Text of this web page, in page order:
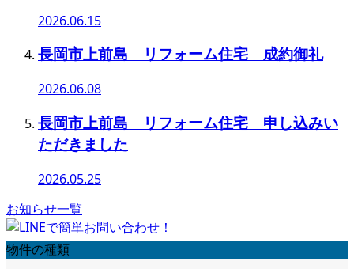
2026.06.15
長岡市上前島 リフォーム住宅 成約御礼
2026.06.08
長岡市上前島 リフォーム住宅 申し込みい
ただきました
2026.05.25
お知らせ一覧
物件の種類